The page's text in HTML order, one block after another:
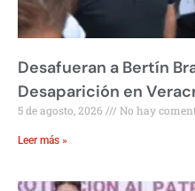
Desafueran a Bertín
Desaparición en
5 de agosto, 2026 No hay
Leer más »